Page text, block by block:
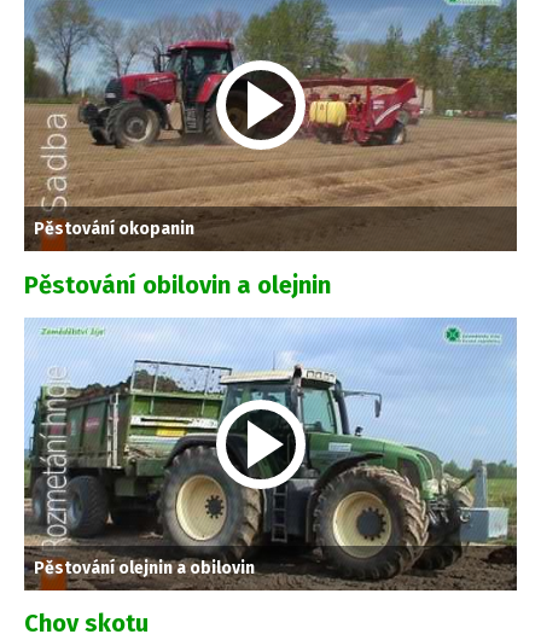
Pěstování okopanin
Pěstování obilovin a olejnin
Pěstování olejnin a obilovin
Chov skotu